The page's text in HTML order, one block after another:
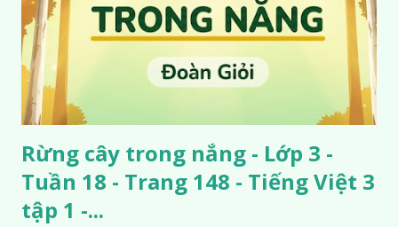
Rừng cây trong nắng - Lớp 3 -
Tuần 18 - Trang 148 - Tiếng Việt 3
tập 1 -...